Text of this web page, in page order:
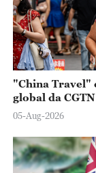
"China Travel"
global da CGTN
05-Aug-2026